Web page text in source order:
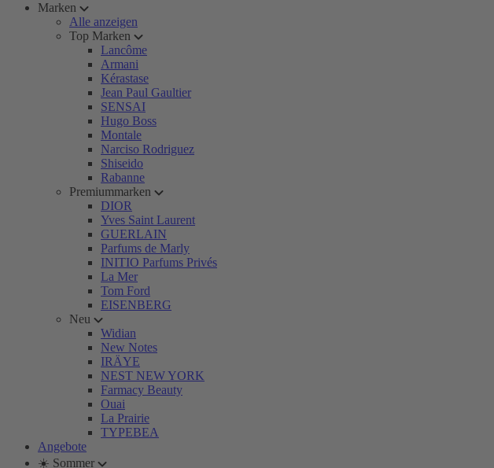
Marken
Alle anzeigen
Top Marken
Lancôme
Armani
Kérastase
Jean Paul Gaultier
SENSAI
Hugo Boss
Montale
Narciso Rodriguez
Shiseido
Rabanne
Premiummarken
DIOR
Yves Saint Laurent
GUERLAIN
Parfums de Marly
INITIO Parfums Privés
La Mer
Tom Ford
EISENBERG
Neu
Widian
New Notes
IRÄYE
NEST NEW YORK
Farmacy Beauty
Ouai
La Prairie
TYPEBEA
Angebote
☀️ Sommer